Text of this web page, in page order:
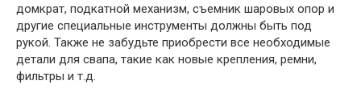
домкрат, подкатной механизм, съемник шаровых опор и
другие специальные инструменты должны быть под
рукой. Также не забудьте приобрести все необходимые
детали для свапа, такие как новые крепления, ремни,
фильтры и т.д.